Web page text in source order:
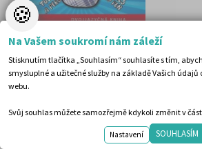
Anglicky čteme zábavně
Autor:Gato Martin, Knotková Hana
Rozsah:160 stran
Hodnocení serveru:
je dvojjazyčný text pro mírně a
Levá strana je psána anglicky, pravá
můžete ověřit, jestli překládáte
🍪
Na Vašem soukromí nám záleží
Stisknutím tlačítka „Souhlasím“ souhlasíte s tím,
smysluplné a užitečné služby na základě Vašich údajů
webu.
Svůj souhlas můžete samozřejmě kdykoli změnit v
Nastavení SOUHLASÍM